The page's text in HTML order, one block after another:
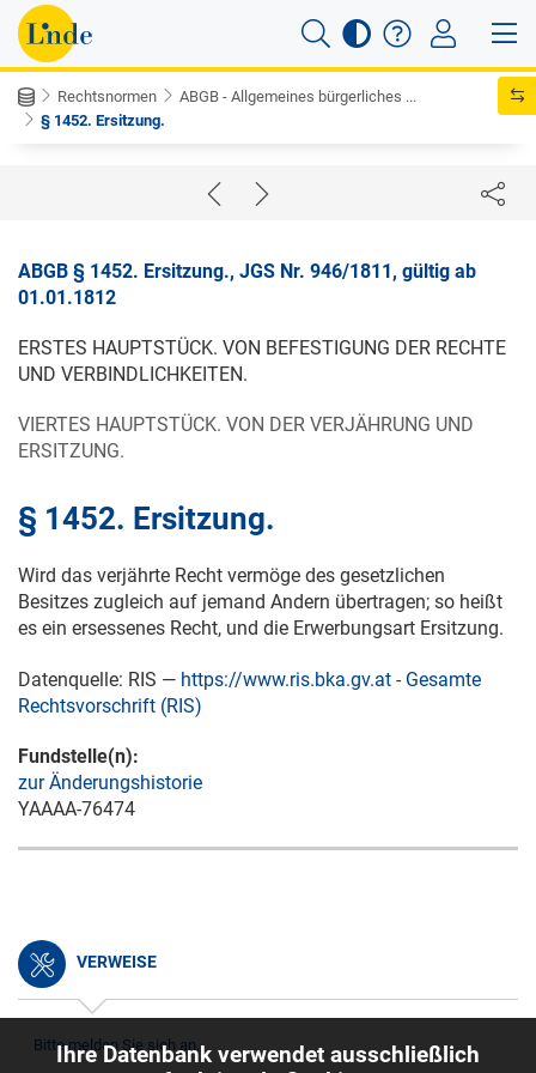
Rechtsnormen
ABGB - Allgemeines bürgerliches ...
§ 1452. Ersitzung.
ABGB § 1452. Ersitzung., JGS Nr. 946/1811, gültig ab
01.01.1812
ERSTES HAUPTSTÜCK. VON BEFESTIGUNG DER RECHTE
UND VERBINDLICHKEITEN.
VIERTES HAUPTSTÜCK. VON DER VERJÄHRUNG UND
ERSITZUNG.
§ 1452. Ersitzung.
Wird das verjährte Recht vermöge des gesetzlichen
Besitzes zugleich auf jemand Andern übertragen; so heißt
es ein ersessenes Recht, und die Erwerbungsart Ersitzung.
Datenquelle: RIS — https://www.ris.bka.gv.at - Gesamte
Rechtsvorschrift (RIS)
Fundstelle(n):
zur Änderungshistorie
YAAAA-76474
VERWEISE
Bitte melden Sie sich an.
Ihre Datenbank verwendet ausschließlich